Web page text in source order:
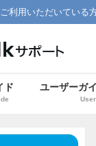
利用いただいている
ド ユーザーガ